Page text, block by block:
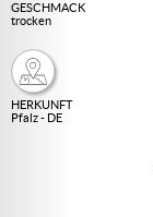
GESCHMACK
trocken
HERKUNFT
Pfalz - DE